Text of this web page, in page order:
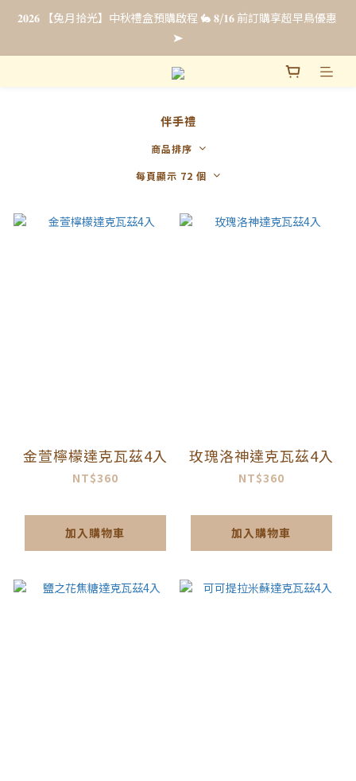
𝟐𝟎𝟐𝟔 【兔月拾光】中秋禮盒預購啟程 🐇 𝟖/𝟏𝟔 前訂購享超早鳥優惠
➤
𝟐𝟎𝟐𝟔 【兔月拾光】中秋禮盒預購啟程 🐇 𝟖/𝟏𝟔 前訂購享超早鳥優惠
➤
法式彌月禮・全新上市☁️ 𝟴/𝟯𝟭 前申請即享【限時免費試吃 & 優惠
𝟐𝟎𝟐𝟔 【兔月拾光】中秋禮盒預購啟程 🐇 𝟖/𝟏𝟔 前訂購享超早鳥優惠
伴手禮
商品排序
每頁顯示 72 個
金萱檸檬達克瓦茲4入
NT$360
加入購物車
玫瑰洛神達克瓦茲4入
NT$360
加入購物車